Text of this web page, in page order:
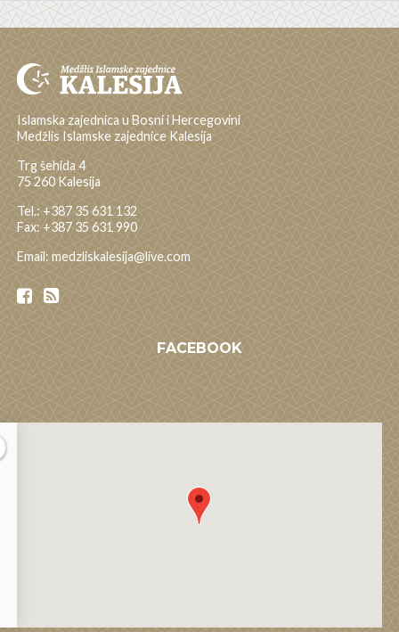
Islamska zajednica u Bosni i Hercegovini
Medžlis Islamske zajednice Kalesija
Trg šehida 4
75 260 Kalesija
Tel.: +387 35 631 132
Fax: +387 35 631 990
Email: medzliskalesija@live.com
FACEBOOK